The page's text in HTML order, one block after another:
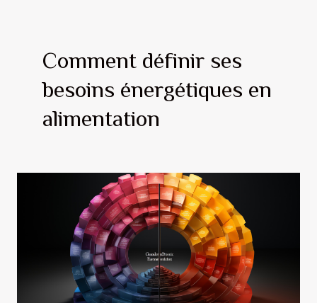
Comment définir ses
besoins énergétiques en
alimentation